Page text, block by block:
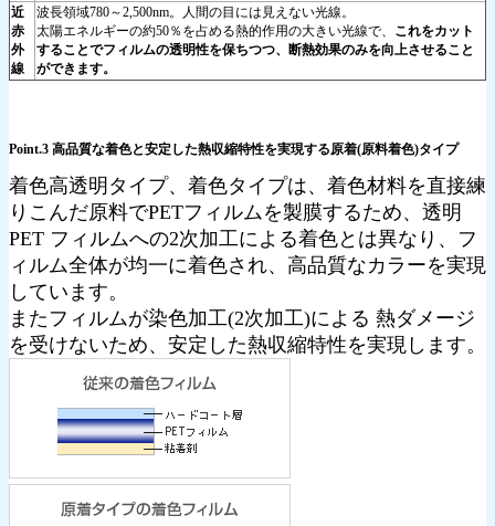
近
赤
外
線
波長領域780～2,500nm。人間の目には見えない光線。
太陽エネルギーの約50％を占める熱的作用の大きい光線で、 これをカット
することでフィルムの透明性を保ちつつ、断熱効果のみを向上させること
ができます。
Point.3 高品質な着色と安定した熱収縮特性を実現する原着(原料着色)タイプ
着色高透明タイプ、着色タイプは、着色材料を直接練
りこんだ原料でPETフィルムを製膜するため、透明
PET フィルムへの2次加工による着色とは異なり、フ
ィルム全体が均一に着色され、高品質なカラーを実現
しています。
またフィルムが染色加工(2次加工)による 熱ダメージ
を受けないため、安定した熱収縮特性を実現します。